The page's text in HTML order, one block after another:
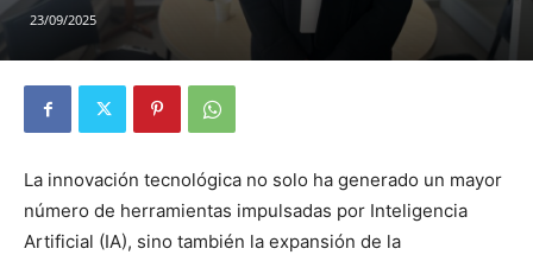
23/09/2025
La innovación tecnológica no solo ha generado un mayor
número de herramientas impulsadas por Inteligencia
Artificial (IA), sino también la expansión de la